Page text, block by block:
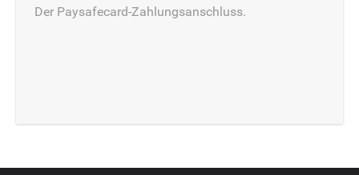
Der Paysafecard-Zahlungsanschluss.